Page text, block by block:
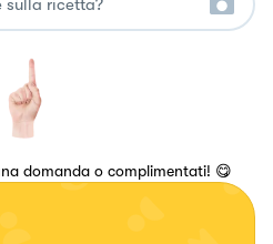
domanda o complimentati! 😋